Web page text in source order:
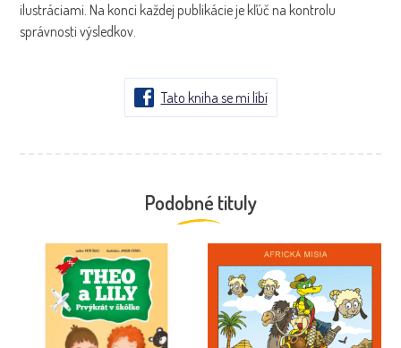
ilustráciami. Na konci každej publikácie je kľúč na kontrolu
správnosti výsledkov.
Tato kniha se mi líbí
Podobné tituly